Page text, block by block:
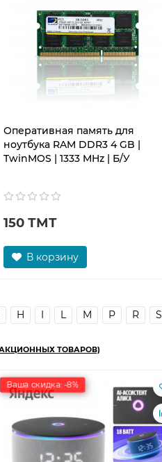
Оперативная память для
ноутбука RAM DDR3 4 GB |
TwinMOS | 1333 MHz | Б/У
150 ТМТ
В корзину
H I L M P R S
ТОВАРОВ)
Ваша скидка: -8%